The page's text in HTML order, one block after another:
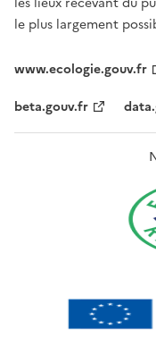
le plus largement
www.ecologie.gouv.fr
beta.gouv.fr